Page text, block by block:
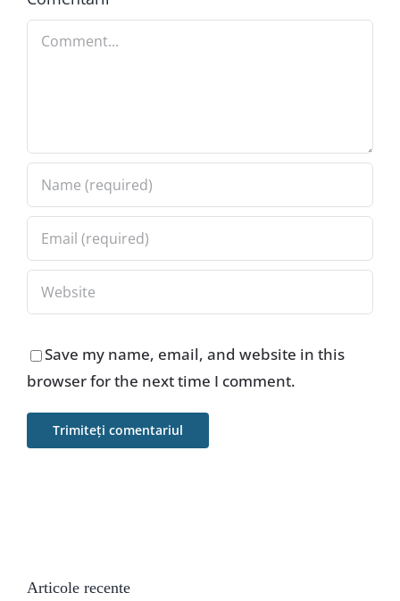
Comment
Save my name, email, and website in this
browser for the next time I comment.
Articole recente